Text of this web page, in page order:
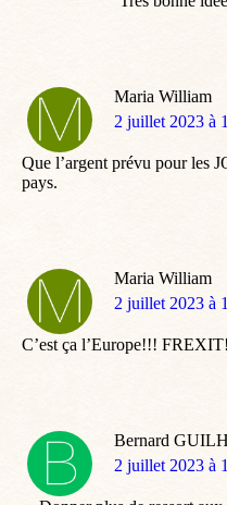
Maria William
dit
2 juillet 2023 à
Que l’argent prévu pour les
pays.
Maria William
dit
2 juillet 2023 à
C’est ça l’Europe!!! FREXIT!
Bernard
dit
2 juillet 2023 à